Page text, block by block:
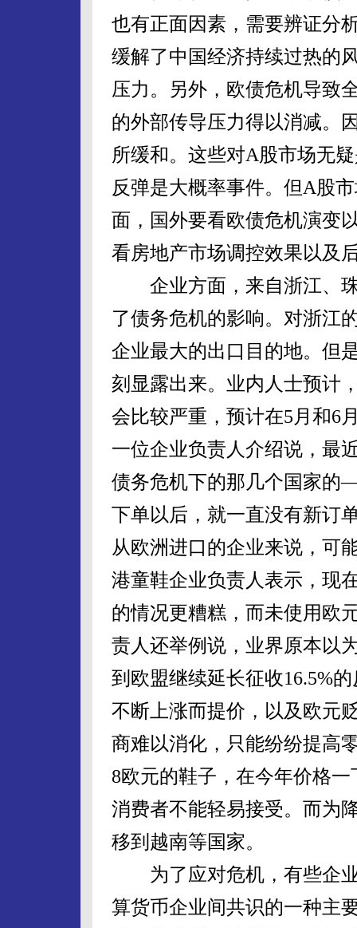
也有正面因素，需要辨证分
缓解了中国经济持续过热的
压力。另外，欧债危机导致
的外部传导压力得以消减。
所缓和。这些对A股市场无
反弹是大概率事件。但A股
面，国外要看欧债危机演变
看房地产市场调控效果以及
企业方面，来自浙江、珠
了债务危机的影响。对浙江
企业最大的出口目的地。但
刻显露出来。业内人士预计
会比较严重，预计在5月和6
一位企业负责人介绍说，最
债务危机下的那几个国家
下单以后，就一直没有新订
从欧洲进口的企业来说，可
港童鞋企业负责人表示，现
的情况更糟糕，而未使用欧
责人还举例说，业界原本以
到欧盟继续延长征收16.5%
不断上涨而提价，以及欧元
商难以消化，只能纷纷提高
8欧元的鞋子，在今年价格
消费者不能轻易接受。而为
移到越南等国家。
为了应对危机，有些企业
算货币企业间共识的一种主